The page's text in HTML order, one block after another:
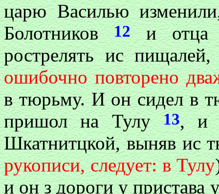
царю Василью
Болотников12и отца
рострелять ис
ошибочно повторено
в тюрьму. И он сидел в
пришол на Тулу13, и
Шкатнитцкой, выняв ис
рукописи, следует: в Тулу
и он з дороги у